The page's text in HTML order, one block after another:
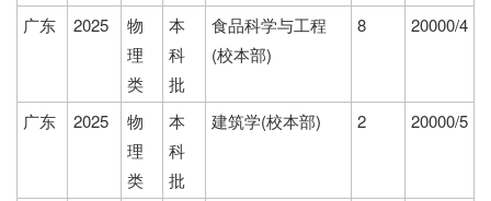
广东 2025
物
理
类
本
科
批
食品科学与工程
(校本部)
8 20000/4
广东 2025
物
理
类
本
科
批
建筑学(校本部) 2 20000/5